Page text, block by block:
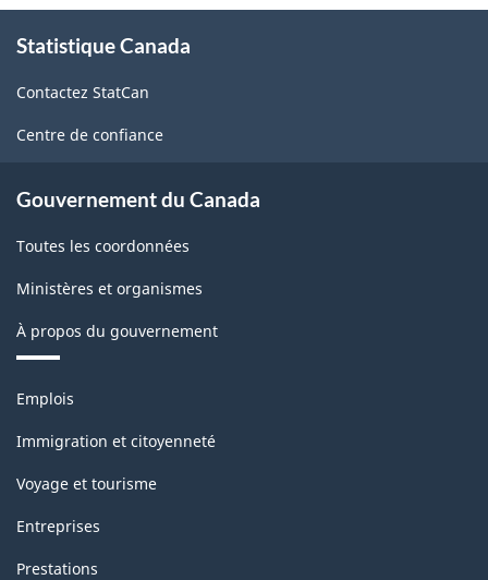
propos
ce
site
Statistique Canada
Contactez StatCan
Centre de confiance
Gouvernement du Canada
Toutes les coordonnées
Ministères et organismes
À propos du gouvernement
Thèmes
sujets
Emplois
Immigration et citoyenneté
Voyage et tourisme
Entreprises
Prestations